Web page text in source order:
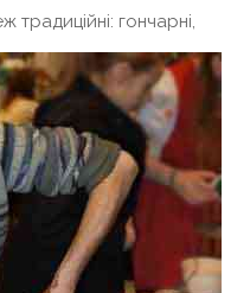
традиційні: гончарні,